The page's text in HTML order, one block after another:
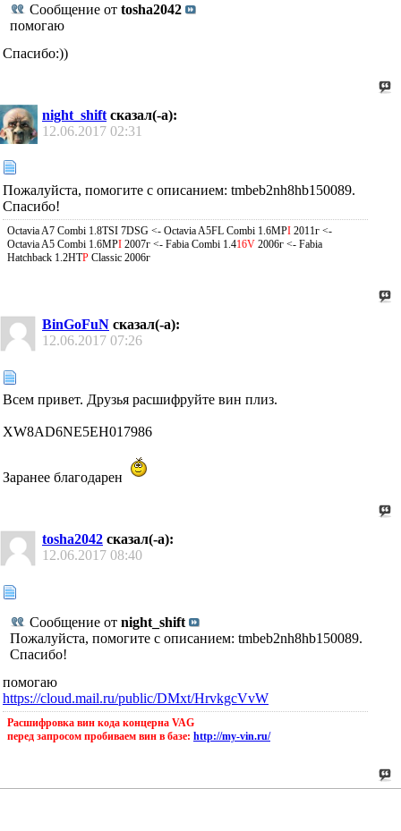
Сообщение от tosha2042
помогаю
Спасибо:))
night_shift сказал(-а):
12.06.2017 02:31
Пожалуйста, помогите с описанием: tmbeb2nh8hb150089.
Спасибо!
Octavia A7 Combi 1.8TSI 7DSG <- Octavia A5FL Combi 1.6MPI 2011г <-
Octavia A5 Combi 1.6MPI 2007г <- Fabia Combi 1.416V 2006г <- Fabia
Hatchback 1.2HTP Classic 2006г
BinGoFuN сказал(-а):
12.06.2017 07:26
Всем привет. Друзья расшифруйте вин плиз.
XW8AD6NE5EH017986
Заранее благодарен
tosha2042 сказал(-а):
12.06.2017 08:40
Сообщение от night_shift
Пожалуйста, помогите с описанием: tmbeb2nh8hb150089.
Спасибо!
помогаю
https://cloud.mail.ru/public/DMxt/HrvkgcVvW
Расшифровка вин кода концерна VAG
перед запросом пробиваем вин в базе: http://my-vin.ru/